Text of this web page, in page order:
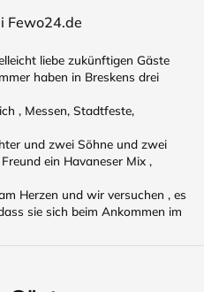
Fewo24.de
liebe zukünftigen Gäste
haben in Breskens drei
, Messen, Stadtfeste,
und zwei Söhne und zwei
ein Havaneser Mix ,
Herzen und wir versuchen , es
sie sich beim Ankommen im